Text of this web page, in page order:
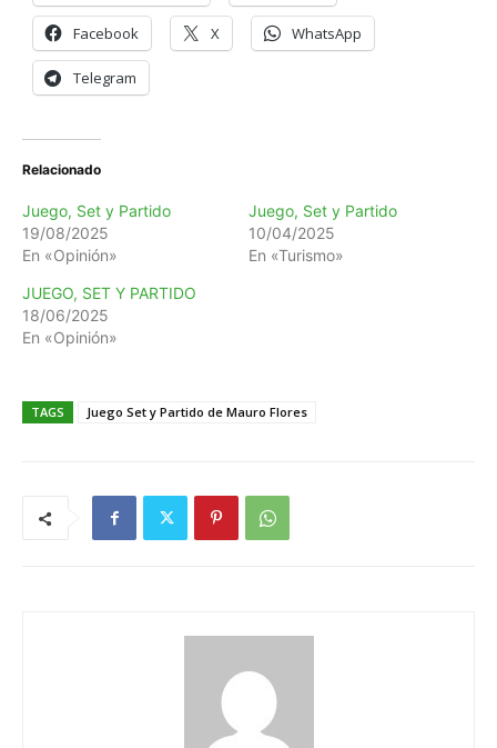
Facebook X WhatsApp
Telegram
Relacionado
Juego, Set y Partido
19/08/2025
En «Opinión»
Juego, Set y Partido
10/04/2025
En «Turismo»
JUEGO, SET Y PARTIDO
18/06/2025
En «Opinión»
TAGS Juego Set y Partido de Mauro Flores